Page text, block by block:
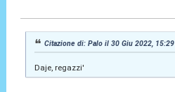
Citazione di: Palo il 30 Giu 2022, 15:29
Daje, regazzi'